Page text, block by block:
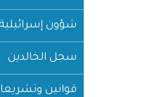
شؤون إسرائيلية
سجل الخالدين
قوانين